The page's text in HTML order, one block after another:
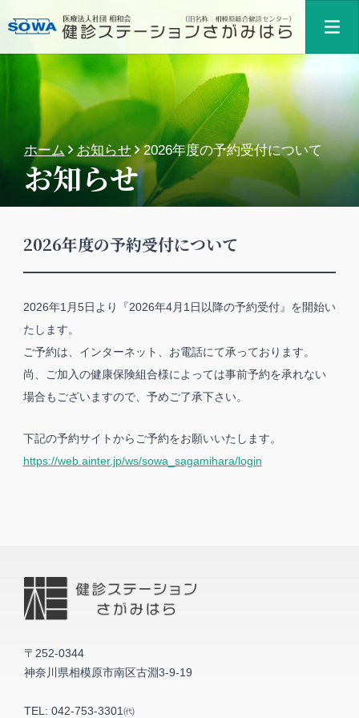
ホーム お知らせ 2026年度の予約受付について
お知らせ
2026年度の予約受付について
2026年1月5日より『2026年4月1日以降の予約受付』を開始い
たします。
ご予約は、インターネット、お電話にて承っております。
尚、ご加入の健康保険組合様によっては事前予約を承れない
場合もございますので、予めご了承下さい。
下記の予約サイトからご予約をお願いいたします。
https://web.ainter.jp/ws/sowa_sagamihara/login
〒252-0344
神奈川県相模原市南区古淵3-9-19
TEL: 042-753-3301㈹